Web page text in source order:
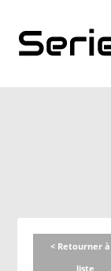
< Retourner
liste